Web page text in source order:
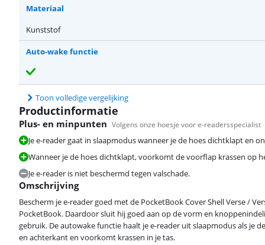
Materiaal
Kunststof
Auto-wake functie
Toon volledige vergelijking
Productinformatie
Plus- en minpunten Volgens onze hoesje voor e-readersspecialist
Je e-reader gaat in slaapmodus wanneer je de hoes dichtklapt en
Wanneer je de hoes dichtklapt, voorkomt de voorflap krassen op
Je e-reader is niet beschermd tegen valschade.
Omschrijving
Bescherm je e-reader goed met de PocketBook Cover Shell Verse /
PocketBook. Daardoor sluit hij goed aan op de vorm en
gebruik. De autowake functie haalt je e-reader uit slaapmodus als je
en achterkant en voorkomt krassen in je tas.